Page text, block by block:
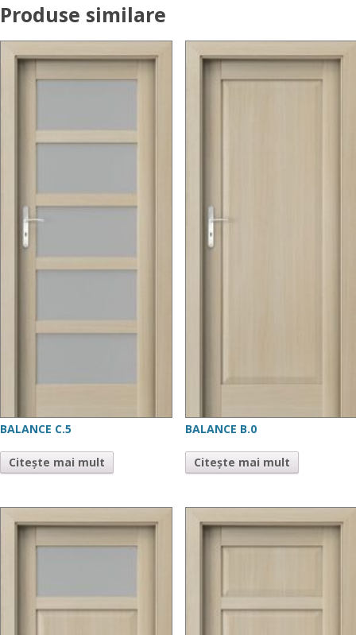
Produse similare
BALANCE C.5
Citește mai mult
BALANCE B.0
Citește mai mult